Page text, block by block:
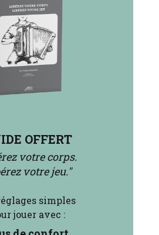
OFFERT
votre corps.
votre jeu."
simples
jouer avec :